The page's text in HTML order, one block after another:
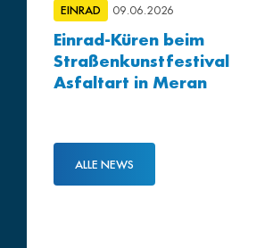
EINRAD 09.06.2026
Einrad-Küren beim
Straßenkunstfestival
Asfaltart in Meran
ALLE NEWS